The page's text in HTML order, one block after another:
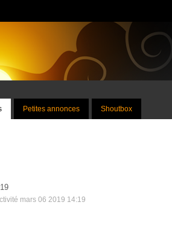
Petites annonces Shoutbox
mars 06 2019 14:19